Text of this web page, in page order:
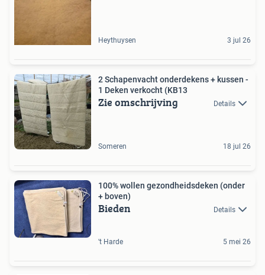
Heythuysen 3 jul 26
2 Schapenvacht onderdekens + kussen -
1 Deken verkocht (KB13
Zie omschrijving Details
Someren 18 jul 26
100% wollen gezondheidsdeken (onder
+ boven)
Bieden Details
't Harde 5 mei 26